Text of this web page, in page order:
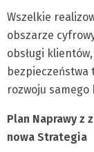
Wszelkie
obszarze
obsługi
bezpieczeństwa
rozwoju samego
Plan Naprawy z
nowa Strategia